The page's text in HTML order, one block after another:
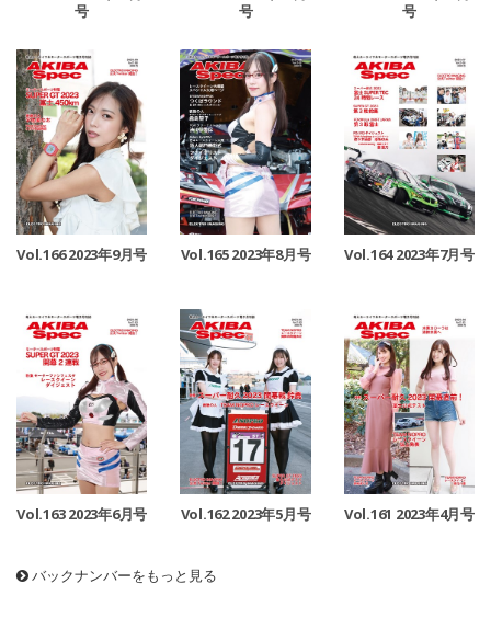
号
号
号
Vol.166 2023年9月号 Vol.165 2023年8月号 Vol.164 2023年7月号
Vol.163 2023年6月号 Vol.162 2023年5月号 Vol.161 2023年4月号
バックナンバーをもっと見る